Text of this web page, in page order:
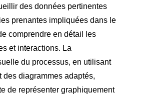
des données pertinentes
prenantes impliquées dans le
comprendre en détail les
et interactions. La
du processus, en utilisant
des diagrammes adaptés,
de représenter graphiquement